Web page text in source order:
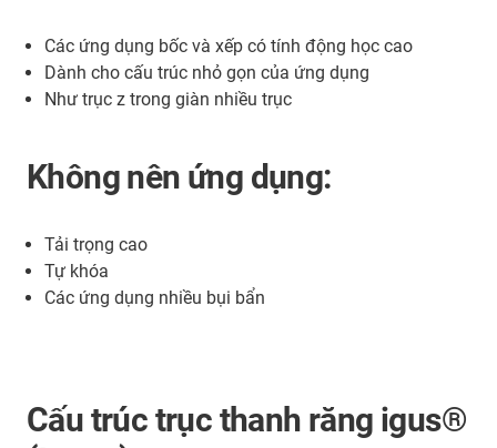
Các ứng dụng bốc và xếp có tính động học cao
Dành cho cấu trúc nhỏ gọn của ứng dụng
Như trục z trong giàn nhiều trục
Không nên ứng dụng:
Tải trọng cao
Tự khóa
Các ứng dụng nhiều bụi bẩn
Cấu trúc trục thanh răng igus®